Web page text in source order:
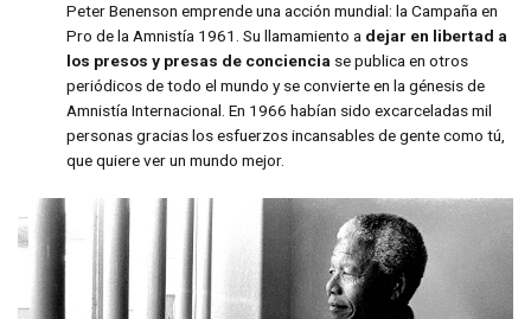
Peter Benenson emprende una acción mundial: la Campaña en
Pro de la Amnistía 1961. Su llamamiento a dejar en libertad a
los presos y presas de conciencia se publica en otros
periódicos de todo el mundo y se convierte en la génesis de
Amnistía Internacional. En 1966 habían sido excarceladas mil
personas gracias los esfuerzos incansables de gente como tú,
que quiere ver un mundo mejor.